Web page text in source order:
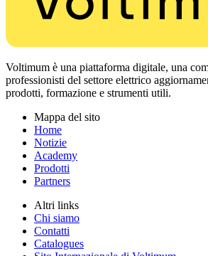
Voltimum è una piattaforma digitale, una
professionisti del settore elettrico
prodotti, formazione e strumenti utili.
Mappa del sito
Home
Notizie
Academy
Prodotti
Partners
Altri links
Chi siamo
Contatti
Catalogues